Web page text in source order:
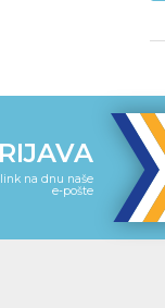
na dnu naše
e-pošte